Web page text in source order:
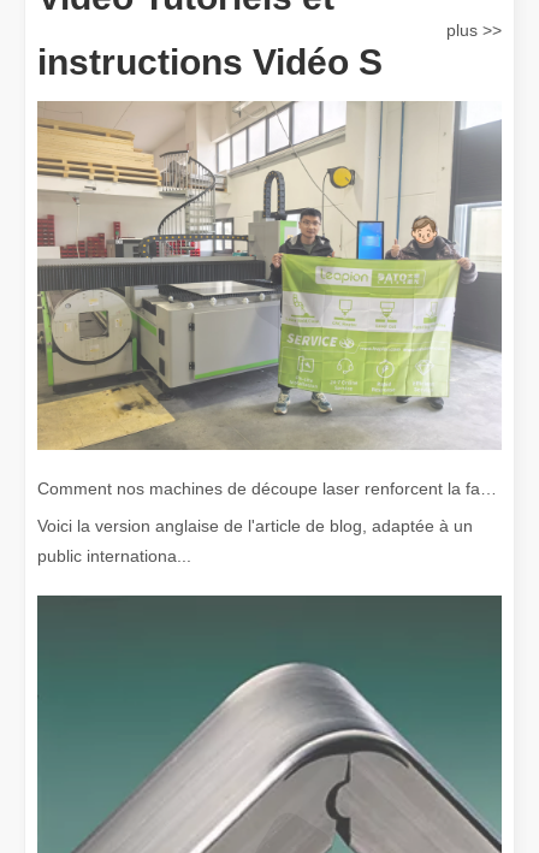
instructions Vidéo S
plus >>
Voici la version anglaise de l'article de blog, adaptée à un
public internationa...